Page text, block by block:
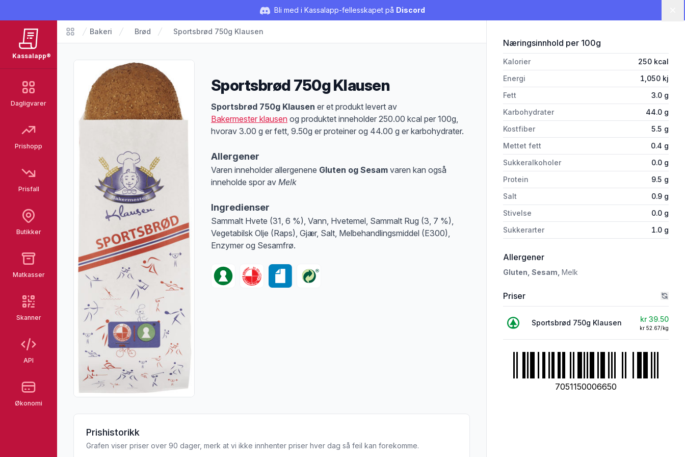
Bli med i Kassalapp-fellesskapet på Discord
Kassalapp®
Dagligvarer
Prishopp
Prisfall
Butikker
Matkasser
Skanner
API
Økonomi
Matvarer
Bakeri Brød Sportsbrød 750g Klausen
Sportsbrød 750g Klausen
Produktbeskrivelse
Sportsbrød 750g Klausen er et produkt levert av
Bakermester klausen og produktet inneholder 250.00 kcal per 100g,
hvorav 3.00 g er fett, 9.50g er proteiner og 44.00 g er karbohydrater.
Allergener
Varen inneholder allergenene Gluten og Sesam varen kan også
inneholde spor av Melk
at denne informasjonen er bare til informasjon, sjekk pakkningen og innholdsbeskrivelsen nøye om du har allergier, vi tar forbehold om at det kan være feil i
Ingredienser
Sammalt Hvete (31, 6 %), Vann, Hvetemel, Sammalt Rug (3, 7 %),
Vegetabilsk Olje (Raps), Gjær, Salt, Melbehandlingsmiddel (E300),
Enzymer og Sesamfrø.
Prishistorikk
Grafen viser priser over 90 dager, merk at vi ikke innhenter priser hver dag så feil kan forekomme.
Næringsinnhold for 'Sportsbrød 750g Klausen'
per 100g
Kalorier 250 kcal
Energi
1,050 kj
Fett
3.0 g
Karbohydrater
44.0 g
Kostfiber
5.5 g
Mettet fett
0.4 g
Sukkeralkoholer
0.0 g
Protein
9.5 g
Salt
0.9 g
Stivelse
0.0 g
Sukkerarter
1.0 g
Allergeneri 'Sportsbrød 750g Klausen'
Gluten, Sesam, Melk
Priser
Sportsbrød 750g Klausen kr 39.50
kr 52.67/kg
7051150006650